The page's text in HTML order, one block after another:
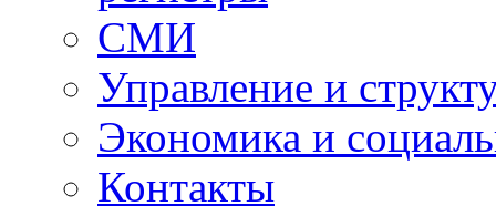
СМИ
Управление и
Экономика и
Контакты